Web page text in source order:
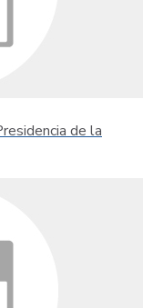
de la